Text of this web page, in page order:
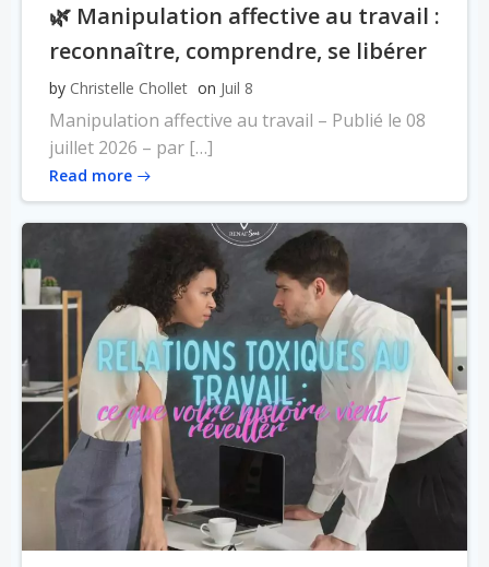
🌿 Manipulation affective au travail :
reconnaître, comprendre, se libérer
by Christelle Chollet on Juil 8
Manipulation affective au travail – Publié le 08
juillet 2026 – par […]
Read more